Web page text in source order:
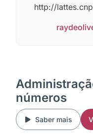
http://
números
Saber mais